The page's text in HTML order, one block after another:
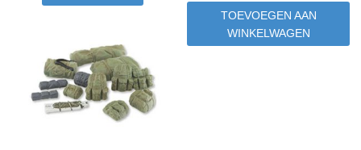
TOEVOEGEN AAN
WINKELWAGEN